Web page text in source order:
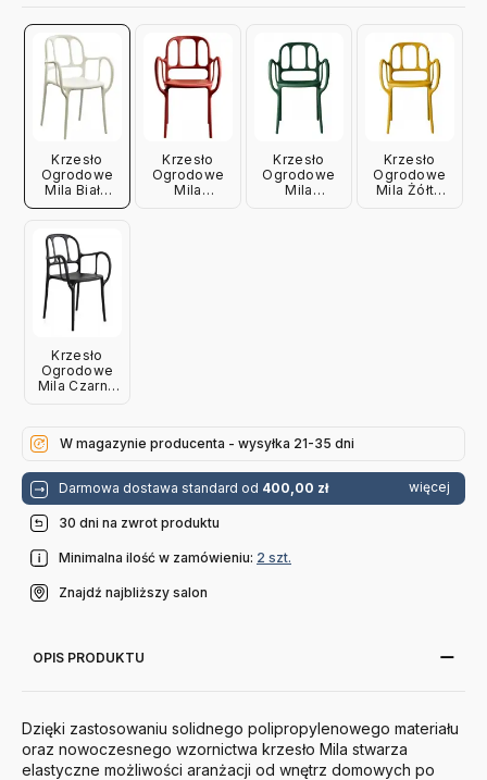
Krzesło
Ogrodowe
Mila Białe
Magis
Krzesło
Ogrodowe
Mila
Krzesło
Ogrodowe
Mila
Krzesło
Ogrodowe
Mila Żółte
Krzesło
Ogrodowe
Mila Czarne
W magazynie producenta - wysyłka 21-35 dni
Darmowa dostawa standard od 400,00 zł więcej
30 dni na zwrot produktu
Minimalna ilość w zamówieniu: 2 szt.
Znajdź najbliższy salon
OPIS PRODUKTU
Dzięki zastosowaniu solidnego polipropylenowego materiału
oraz nowoczesnego wzornictwa krzesło Mila stwarza
elastyczne możliwości aranżacji od wnętrz domowych po